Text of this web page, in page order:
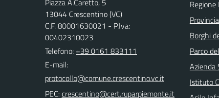
Piazza A.Caretto, 5
13044 Crescentino (VC)
C.F. 80001630021 - P.Iva:
00402310023
Telefono: +39 0161 833111
E-mail:
PEC:
Borghi
Parco
Azienda
Istituto